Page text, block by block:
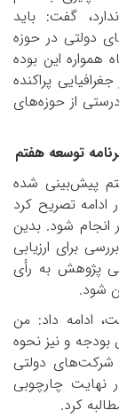
گفت: باید
دولتی در حوزه
این بوده
پراکنده
از حوزه‌های
توسعه هفتم
پیش‌بینی شده
تصریح کرد
انجام شود. بدین
برای ارزیابی
پژوهش به رأی
‌شود.
ادامه داد: من
و نیز نحوه
شرکت‌های دولتی
نهایت چارچوبی
کرد.